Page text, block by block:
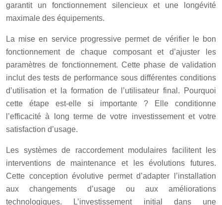
garantit un fonctionnement silencieux et une longévité
maximale des équipements.
La mise en service progressive permet de vérifier le bon
fonctionnement de chaque composant et d’ajuster les
paramètres de fonctionnement. Cette phase de validation
inclut des tests de performance sous différentes conditions
d’utilisation et la formation de l’utilisateur final. Pourquoi
cette étape est-elle si importante ? Elle conditionne
l’efficacité à long terme de votre investissement et votre
satisfaction d’usage.
Les systèmes de raccordement modulaires facilitent les
interventions de maintenance et les évolutions futures.
Cette conception évolutive permet d’adapter l’installation
aux changements d’usage ou aux améliorations
technologiques. L’investissement initial dans une